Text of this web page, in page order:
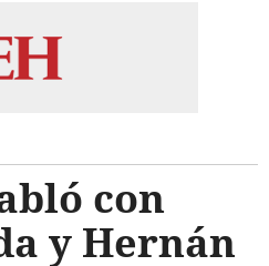
con
y Hernán